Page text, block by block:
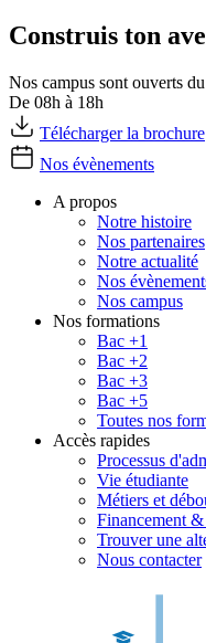
Construis ton
Nos campus sont ouverts
De 08h à 18h
Télécharger la brochure
Nos évènements
A propos
Notre histoire
Nos partenaires
Notre actualité
Nos
Nos campus
Nos formations
Bac +1
Bac +2
Bac +3
Bac +5
Toutes nos
Accès rapides
Processus
Vie étudiante
Métiers et
Financement
Trouver une
Nous contacter